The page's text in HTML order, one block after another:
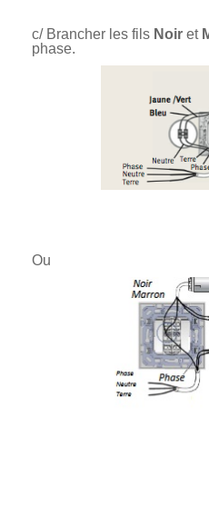
c/ Brancher les fils Noir et
phase.
Ou